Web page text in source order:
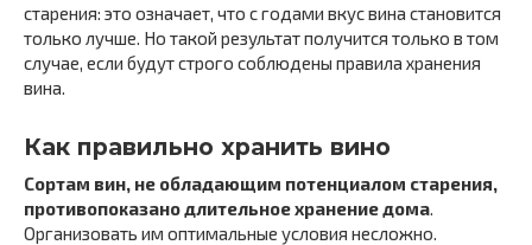
старения: это означает, что с годами вкус вина становится
только лучше. Но такой результат получится только в том
случае, если будут строго соблюдены правила хранения
вина.
Как правильно хранить вино
Сортам вин, не обладающим потенциалом старения,
противопоказано длительное хранение дома.
Организовать им оптимальные условия несложно.